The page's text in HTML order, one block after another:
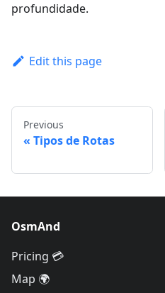
profundidade.
Edit this page
Previous
Tipos de Rotas
OsmAnd
Pricing 💳
Map 🌍